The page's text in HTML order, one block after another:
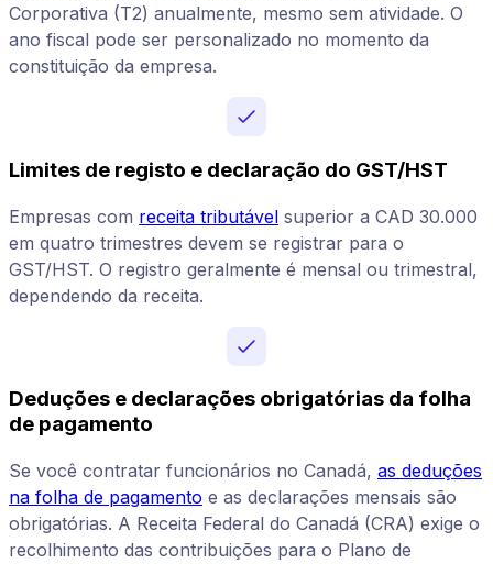
Corporativa (T2) anualmente, mesmo sem atividade. O
ano fiscal pode ser personalizado no momento da
constituição da empresa.
Limites de registo e declaração do GST/HST
Empresas com receita tributável superior a CAD 30.000
em quatro trimestres devem se registrar para o
GST/HST. O registro geralmente é mensal ou trimestral,
dependendo da receita.
Deduções e declarações obrigatórias da folha
de pagamento
Se você contratar funcionários no Canadá, as deduções
na folha de pagamento e as declarações mensais são
obrigatórias. A Receita Federal do Canadá (CRA) exige o
recolhimento das contribuições para o Plano de